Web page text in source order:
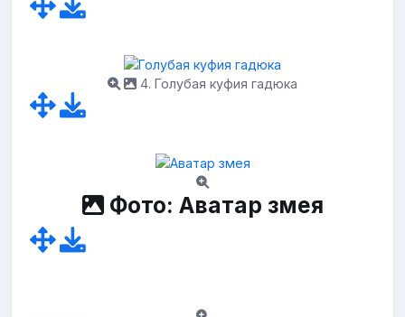
4. Голубая куфия гадюка
Фото: Аватар змея